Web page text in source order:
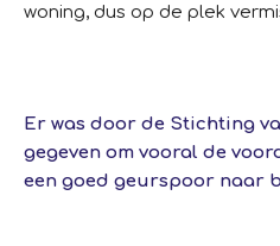
woning, dus op de plek
Er was door de Stichting
gegeven om vooral de
een goed geurspoor naar